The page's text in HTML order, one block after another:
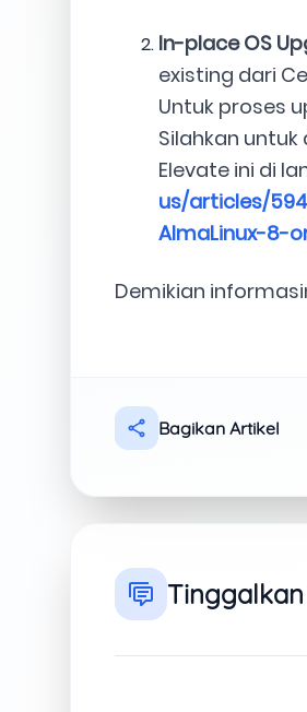
In-place OS
existing dari
Untuk proses
Silahkan
Elevate ini di
us/articles/
AlmaLinux-8-
Demikian
Bagikan Artikel